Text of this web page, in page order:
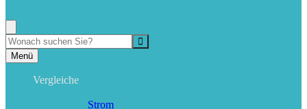
Menü
Vergleiche
Strom